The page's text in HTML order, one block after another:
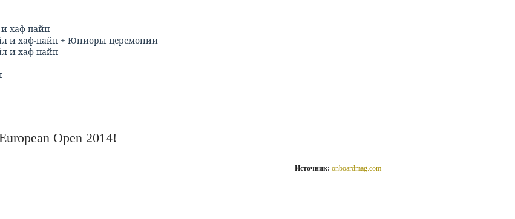
хаф-пайп
и хаф-пайп + Юниоры церемонии
и хаф-пайп
Open 2014!
Источник: onboardmag.com